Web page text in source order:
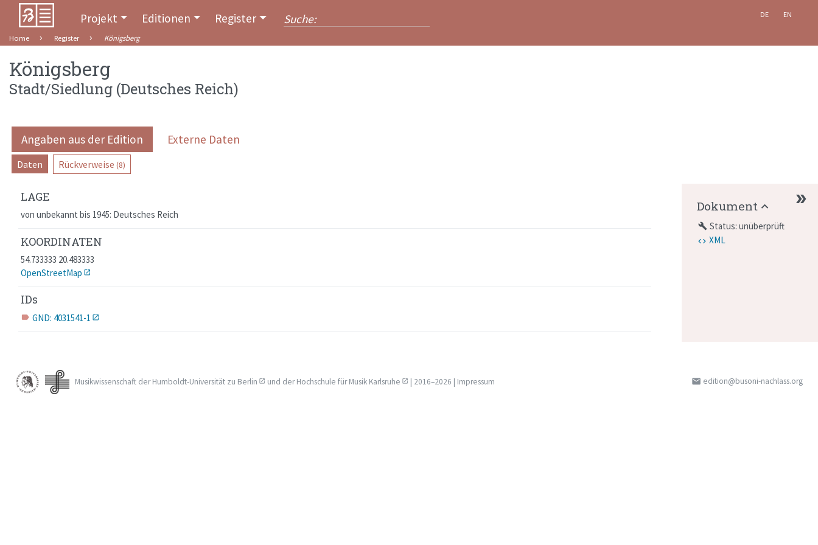
Projekt Editionen Register DE EN
Home Register Königsberg
Königsberg
Stadt/Siedlung (Deutsches Reich)
Angaben aus der Edition Externe Daten
Daten Rückverweise (8)
LAGE
von unbekannt bis 1945: Deutsches Reich
KOORDINATEN
54.733333 20.483333
OpenStreetMap
IDs
label GND: 4031541-1
Dokument
build Status: unüberprüft
XML
Musikwissenschaft derHumboldt-Universität zu Berlin und derHochschule für Musik Karlsruhe | 2016–2026 | Impressum email edition@busoni-nachlass.org